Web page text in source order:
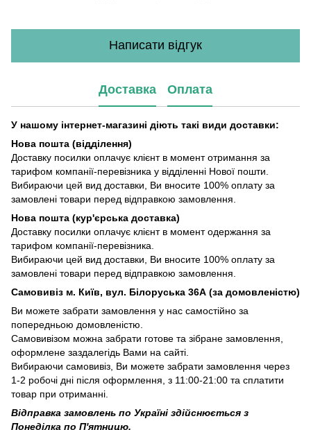
Написати відгук
Доставка Оплата
У нашому інтернет-магазині діють такі види доставки:
Нова пошта (відділення)
Доставку посилки оплачує клієнт в момент отримання за
тарифом компанії-перевізника у відділенні Нової пошти.
Вибираючи цей вид доставки, Ви вносите 100% оплату за
замовлені товари перед відправкою замовлення.
Нова пошта (кур'єрська доставка)
Доставку посилки оплачує клієнт в момент одержання за
тарифом компанії-перевізника.
Вибираючи цей вид доставки, Ви вносите 100% оплату за
замовлені товари перед відправкою замовлення.
Самовивіз м. Київ, вул. Білоруська 36А (за домовленістю)
Ви можете забрати замовлення у нас самостійно за
попередньою домовленістю.
Самовивізом можна забрати готове та зібране замовлення,
оформлене заздалегідь Вами на сайті.
Вибираючи самовивіз, Ви можете забрати замовлення через
1-2 робочі дні після оформлення, з 11:00-21:00 та сплатити
товар при отриманні.
Відправка замовлень по Україні здійснюється з
Понеділка по П'ятницю.